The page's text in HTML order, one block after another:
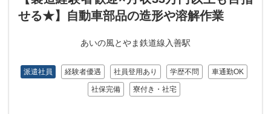
せる★】自動車部品の造形や溶解作業
あいの風とやま鉄道線入善駅
派遣社員 経験者優遇 社員登用あり 学歴不問 車通勤OK
社保完備 寮付き・社宅